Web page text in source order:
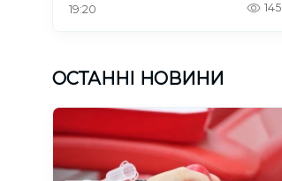
19:20 145
ОСТАННІ НОВИНИ